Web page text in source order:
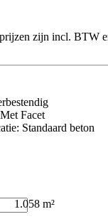
zijn incl. BTW
Met Facet
: Standaard beton
1.058 m²